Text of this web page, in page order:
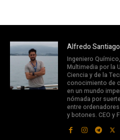
Alfredo
Ingeniero
Multimedia por la
Ciencia y de la
conocimiento de
en un mundo
nómada por
entre
y botones. CEO y